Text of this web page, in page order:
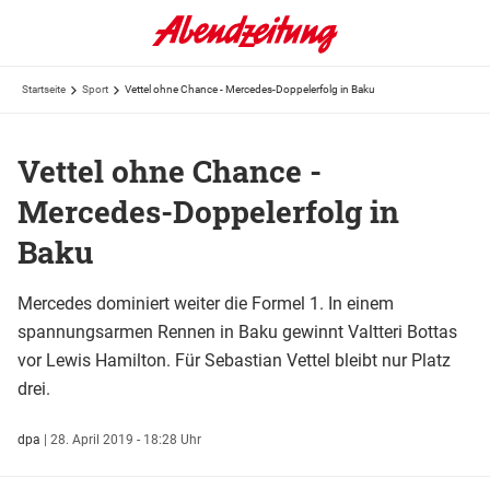
Startseite Sport Vettel ohne Chance - Mercedes-Doppelerfolg in Baku
Vettel ohne Chance -
Mercedes-Doppelerfolg in
Baku
Mercedes dominiert weiter die Formel 1. In einem
spannungsarmen Rennen in Baku gewinnt Valtteri Bottas
vor Lewis Hamilton. Für Sebastian Vettel bleibt nur Platz
drei.
dpa | 28. April 2019 - 18:28 Uhr